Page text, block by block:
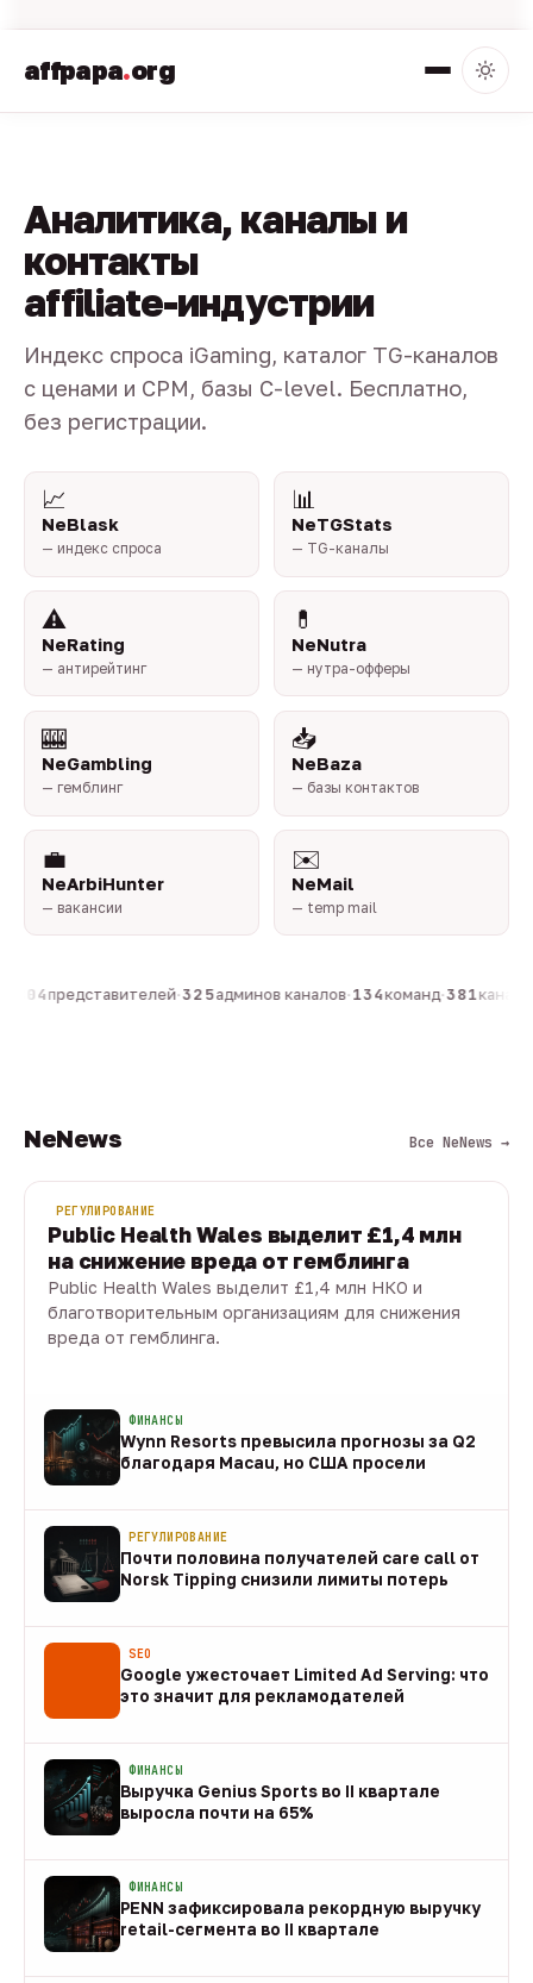
affpapa.org
Аналитика, каналы и
контакты
affiliate-индустрии
Индекс спроса iGaming, каталог TG-каналов
с ценами и CPM, базы C-level. Бесплатно,
без регистрации.
📈
NeBlask
— индекс спроса
📊
NeTGStats
— TG-каналы
⚠️
NeRating
— антирейтинг
💊
NeNutra
— нутра-офферы
🎰
NeGambling
— гемблинг
📥
NeBaza
— базы контактов
💼
NeArbiHunter
— вакансии
✉️
NeMail
— temp mail
804представителей·325админов каналов·134команд·381
NeNews Все NeNews →
РЕГУЛИРОВАНИЕ
Public Health Wales выделит £1,4 млн
на снижение вреда от гемблинга
Public Health Wales выделит £1,4 млн НКО и
благотворительным организациям для снижения
вреда от гемблинга.
ФИНАНСЫ
Wynn Resorts превысила прогнозы за Q2
благодаря Macau, но США просели
РЕГУЛИРОВАНИЕ
Почти половина получателей care call от
Norsk Tipping снизили лимиты потерь
SEO
Google ужесточает Limited Ad Serving: что
это значит для рекламодателей
ФИНАНСЫ
Выручка Genius Sports во II квартале
выросла почти на 65%
ФИНАНСЫ
PENN зафиксировала рекордную выручку
retail-сегмента во II квартале